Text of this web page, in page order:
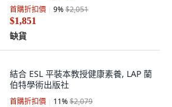
首購折扣價 9%$2,051
$1,851
缺貨
結合 ESL 平裝本教授健康素養, LAP 蘭
伯特學術出版社
首購折扣價 11%$2,079